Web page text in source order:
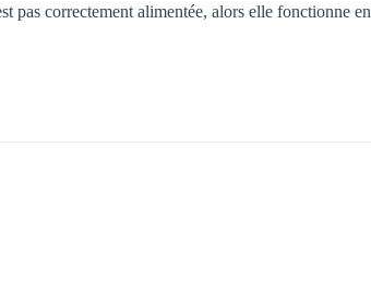
pas correctement alimentée, alors elle fonctionne en